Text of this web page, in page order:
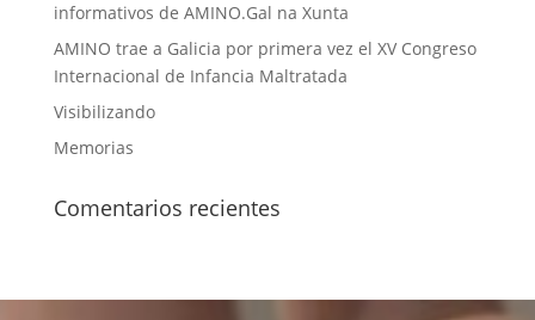
informativos de AMINO.Gal na Xunta
AMINO trae a Galicia por primera vez el XV Congreso
Internacional de Infancia Maltratada
Visibilizando
Memorias
Comentarios recientes